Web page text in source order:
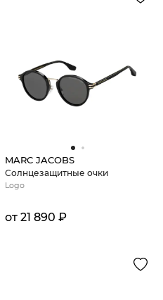
MARC JACOBS
Солнцезащитные очки
Logo
от 21 890 ₽